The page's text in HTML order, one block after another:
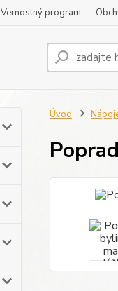
Vernostný program
Úvod